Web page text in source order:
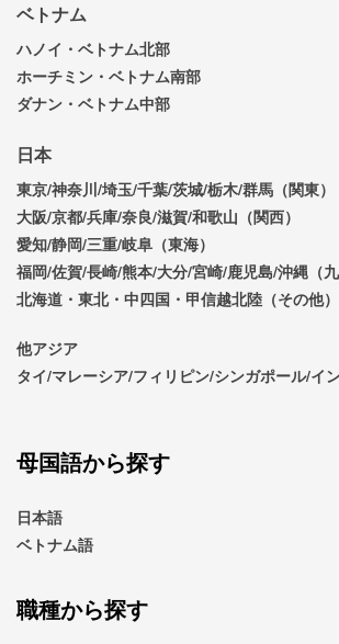
ベトナム
ハノイ・ベトナム北部
ホーチミン・ベトナム南部
ダナン・ベトナム中部
日本
東京/神奈川/埼玉/千葉/茨城/栃木/群馬（関東）
大阪/京都/兵庫/奈良/滋賀/和歌山（関西）
愛知/静岡/三重/岐阜（東海）
福岡/佐賀/長崎/熊本/大分/宮崎/鹿児島/沖縄（九
北海道・東北・中四国・甲信越北陸（その他）
他アジア
タイ/マレーシア/フィリピン/シンガポール/イ
母国語から探す
日本語
ベトナム語
職種から探す